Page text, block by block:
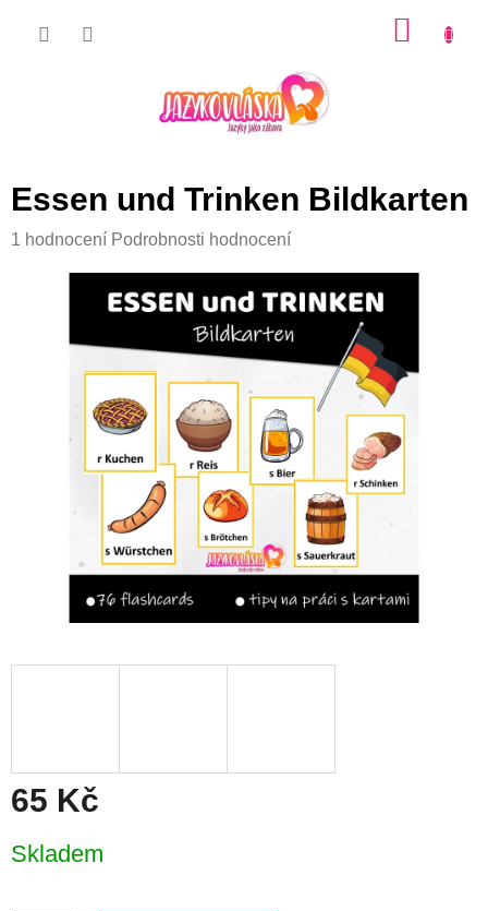
Essen und Trinken Bildkarten
Průměrné
produktu
1 hodnocení Podrobnosti hodnocení
65 Kč
cena:
Skladem